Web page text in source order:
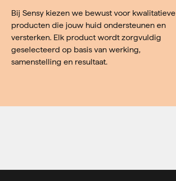
Bij Sensy kiezen we bewust voor kwalitatieve
producten die jouw huid ondersteunen en
versterken. Elk product wordt zorgvuldig
geselecteerd op basis van werking,
samenstelling en resultaat.